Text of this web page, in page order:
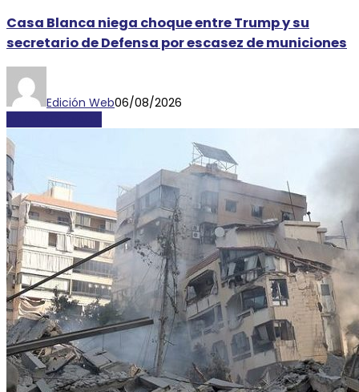
Casa Blanca niega choque entre Trump y su
secretario de Defensa por escasez de municiones
Edición Web06/08/2026